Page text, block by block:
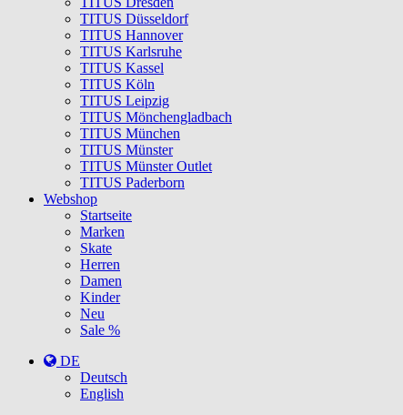
TITUS Düsseldorf
TITUS Hannover
TITUS Karlsruhe
TITUS Kassel
TITUS Köln
TITUS Leipzig
TITUS Mönchengladbach
TITUS München
TITUS Münster
TITUS Münster Outlet
TITUS Paderborn
Webshop
Startseite
Marken
Skate
Herren
Damen
Kinder
Neu
Sale %
DE
Deutsch
English